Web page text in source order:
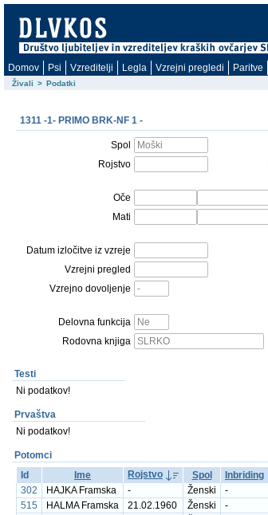
Domov Psi Vzreditelji Legla Vzrejni pregledi Paritve
Živali > Podatki
1311 -1- PRIMO BRK-NF 1 -
Spol
Rojstvo
Oče
Mati
Datum izločitve iz vzreje
Vzrejni pregled
Vzrejno dovoljenje
Delovna funkcija
Rodovna knjiga
Testi
Ni podatkov!
Prvaštva
Ni podatkov!
Potomci
Id
Ime Rojstvo Spol Inbriding
302
HAJKA Framska - Ženski -
515
HALMA Framska 21.02.1960 Ženski -